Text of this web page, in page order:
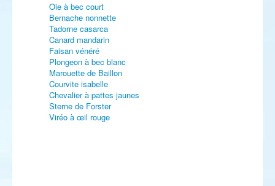
Oie à bec court
Bernache nonnette
Tadorne casarca
Canard mandarin
Faisan vénéré
Plongeon à bec blanc
Marouette de Baillon
Courvite isabelle
Chevalier à pattes jaunes
Sterne de Forster
Viréo à œil rouge